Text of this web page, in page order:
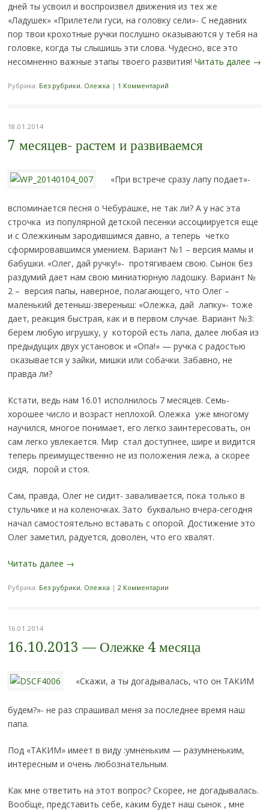
дней ты усвоил и воспроизвел движения из тех же
«Ладушек» «Прилетели гуси, на головку сели»- С недавних
пор твои крохотные ручки послушно оказываются у тебя на
головке, когда ты слышишь эти слова. Чудесно, все это
несомненно важные этапы твоего развития! Читать далее →
Рубрика: Без рубрики, Олежка | 1 Комментарий
18.01.2014
7 месяцев- растем и развиваемся
«При встрече сразу лапу подает»-
вспоминается песня о Чебурашке, не так ли? А у нас эта
строчка из популярной детской песенки ассоциируется еще
и с Олежкиным зародившимся давно, а теперь четко
сформировавшимся умением. Вариант №1 – версия мамы и
бабушки. «Олег, дай ручку!»- протягиваем свою. Сынок без
раздумий дает нам свою миниатюрную ладошку. Вариант №
2 – версия папы, наверное, полагающего, что Олег –
маленький детеныш-звереныш: «Олежка, дай лапку»- тоже
дает, реакция быстрая, как и в первом случае. Вариант №3:
берем любую игрушку, у которой есть лапа, далее любая из
предыдущих двух установок и «Опа!» — ручка с радостью
оказывается у зайки, мишки или собачки. Забавно, не
правда ли?
Кстати, ведь нам 16.01 исполнилось 7 месяцев. Семь-
хорошее число и возраст неплохой. Олежка уже многому
научился, многое понимает, его легко заинтересовать, он
сам легко увлекается. Мир стал доступнее, шире и видится
теперь преимущественно не из положения лежа, а скорее
сидя, порой и стоя.
Сам, правда, Олег не сидит- заваливается, пока только в
стульчике и на коленочках. Зато буквально вчера-сегодня
начал самостоятельно вставать с опорой. Достижение это
Олег заметил, радуется, доволен, что его хвалят.
Читать далее →
Рубрика: Без рубрики, Олежка | 2 Комментарии
16.01.2014
16.10.2013 — Олежке 4 месяца
«Скажи, а ты догадывалась, что он ТАКИМ
будем?»- не раз спрашивал меня за последнее время наш
папа.
Под «ТАКИМ» имеет в виду :умненьким — разумненьким,
интересным и очень любознательным.
Как мне ответить на этот вопрос? Скорее, не догадывалась.
Вообще, представить себе, каким будет наш сынок , мне